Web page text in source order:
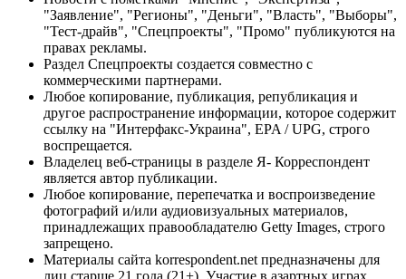
"Заявление", "Регионы", "Деньги", "Власть", "Выборы",
"Тест-драйв", "Спецпроекты", "Промо" публикуются на
правах рекламы.
Раздел Спецпроекты создается совместно с
коммерческими партнерами.
Любое копирование, публикация, републикация и
другое распространение информации, которое содержит
ссылку на "Интерфакс-Украина", EPA / UPG, строго
воспрещается.
Владелец веб-страницы в разделе Я- Корреспондент
является автор публикации.
Любое копирование, перепечатка и воспроизведение
фотографий и/или аудиовизуальных материалов,
принадлежащих правообладателю Getty Images, строго
запрещено.
Материалы сайта korrespondent.net предназначены для
лиц старше 21 года (21+). Участие в азартных играх